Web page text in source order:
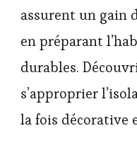
assurent un gain
en préparant
durables.
s’approprier
la fois décorative